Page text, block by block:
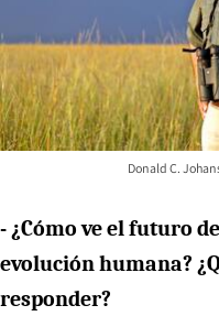
Donald C.
- ¿Cómo ve el futuro
evolución humana?
responder?